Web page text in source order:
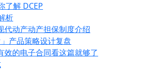
了解 DCEP
析
代动产动产担保制度介绍
产品策略设计复盘
效的电子合同看这篇就够了